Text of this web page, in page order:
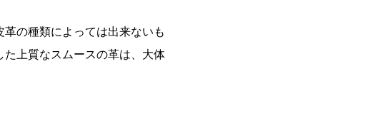
の種類によっては出来ないも
上質なスムースの革は、大体